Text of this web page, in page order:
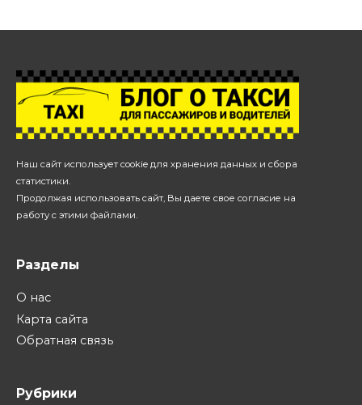
Наш сайт использует cookie для хранения данных и сбора
статистики.
Продолжая использовать сайт, Вы даете свое согласие на
работу с этими файлами.
Разделы
О нас
Карта сайта
Обратная связь
Рубрики